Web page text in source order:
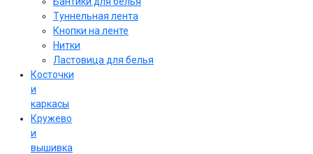
Туннельная лента
Кнопки на ленте
Нитки
Ластовица для белья
Косточки
и
каркасы
Кружево
и
вышивка